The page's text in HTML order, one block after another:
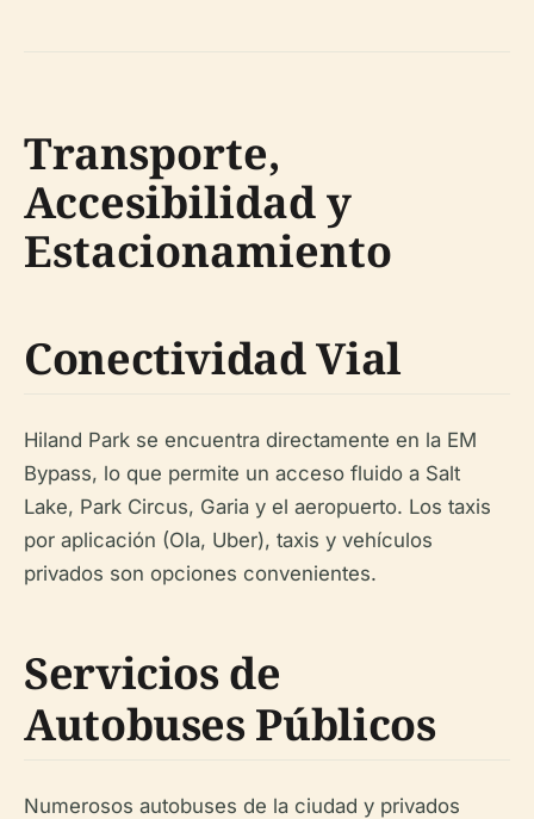
Transporte,
Accesibilidad y
Estacionamiento
Conectividad Vial
Hiland Park se encuentra directamente en la EM
Bypass, lo que permite un acceso fluido a Salt
Lake, Park Circus, Garia y el aeropuerto. Los taxis
por aplicación (Ola, Uber), taxis y vehículos
privados son opciones convenientes.
Servicios de
Autobuses Públicos
Numerosos autobuses de la ciudad y privados